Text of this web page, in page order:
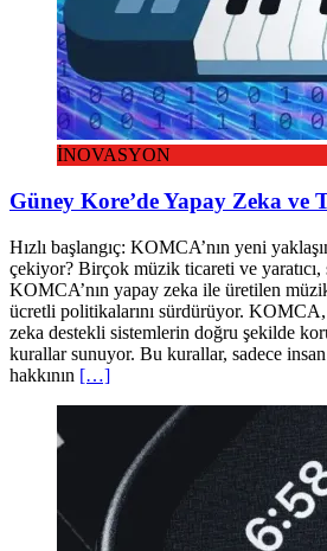
İNOVASYON
Güney Kore’de Yapay Zeka ve
Hızlı başlangıç: KOMCA’nın yeni
çekiyor? Birçok müzik ticareti ve yaratıcı,
KOMCA’nın yapay zeka ile üretilen
ücretli politikalarını sürdürüyor. KOMCA,
zeka destekli sistemlerin doğru şekilde
kurallar sunuyor. Bu kurallar, sadece
hakkının […]